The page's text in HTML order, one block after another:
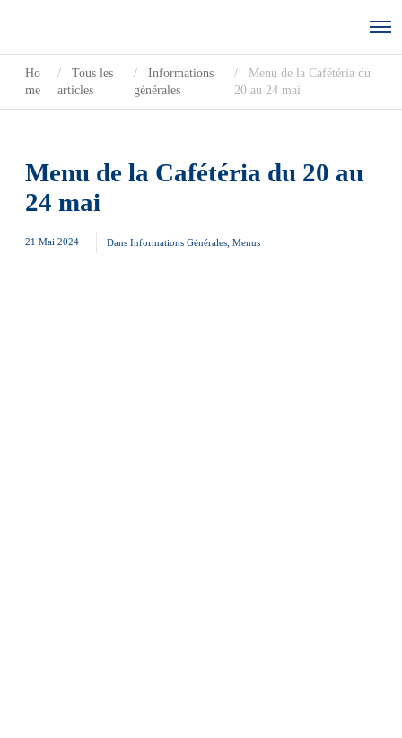
Ho
me
Tous les
articles
Informations
générales
Menu de la Cafétéria du
20 au 24 mai
Menu de la Cafétéria du 20 au
24 mai
21 Mai 2024 Dans Informations Générales Menus